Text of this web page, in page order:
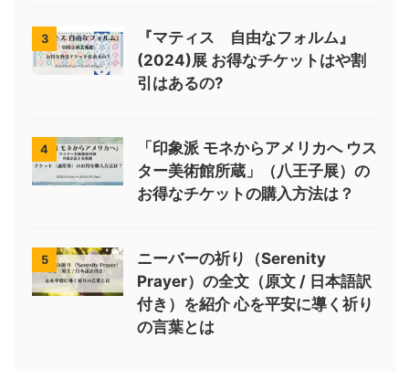
3
『マティス 自由なフォルム』
(2024)展 お得なチケットはや割
引はあるの?
4
「印象派 モネからアメリカへ ウス
ター美術館所蔵」（八王子展）の
お得なチケットの購入方法は？
5
ニーバーの祈り（Serenity
Prayer）の全文（原文 / 日本語訳
付き）を紹介 心を平安に導く祈り
の言葉とは